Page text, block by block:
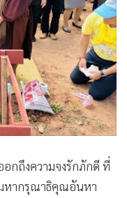
อกถึงความจงรักภักดี ที่
หากรุณาธิคุณอันหา